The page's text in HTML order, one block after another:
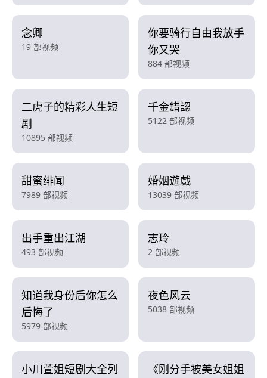
念卿
19 部视频
你要骑行自由我放手
你又哭
884 部视频
二虎子的精彩人生短
剧
10895 部视频
千金錯認
5122 部视频
甜蜜绯闻
7989 部视频
婚姻遊戲
13039 部视频
出手重出江湖
493 部视频
志玲
2 部视频
知道我身份后你怎么
后悔了
5979 部视频
夜色风云
5038 部视频
小川萱姐短剧大全列
《刚分手被美女姐姐